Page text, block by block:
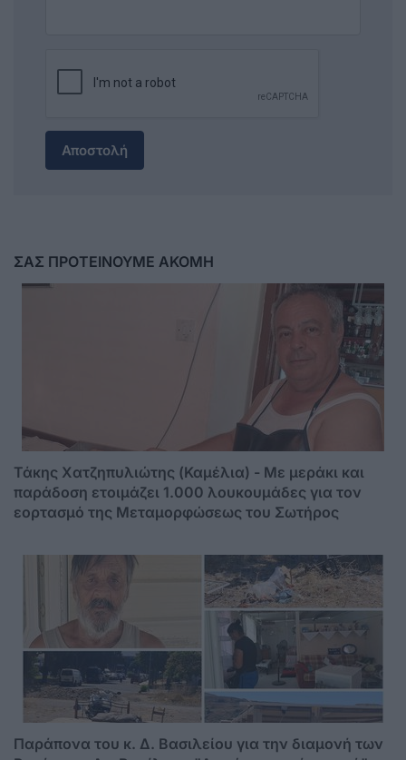
Αποστολή
ΣΑΣ ΠΡΟΤΕΙΝΟΥΜΕ ΑΚΟΜΗ
Τάκης Χατζηπυλιώτης (Καμέλια) - Με μεράκι και
παράδοση ετοιμάζει 1.000 λουκουμάδες για τον
εορτασμό της Μεταμορφώσεως του Σωτήρος
Παράπονα του κ. Δ. Βασιλείου για την διαμονή των